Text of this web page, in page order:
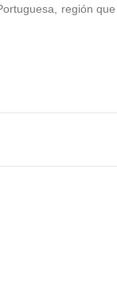
región